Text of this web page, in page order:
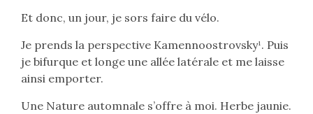
Et donc, un jour, je sors faire du vélo.
Je prends la perspective Kamennoostrovsky¹. Puis
je bifurque et longe une allée latérale et me laisse
ainsi emporter.
Une Nature automnale s’offre à moi. Herbe jaunie.